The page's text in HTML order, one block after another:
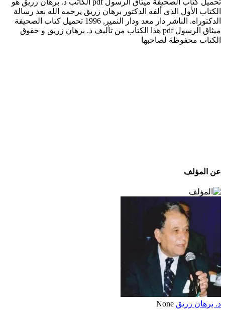
تحميل كتاب الصحيفة ميثاق الرسول pdf الكاتب د. برهان زريق هو
الكتاب الأول الذي ألفه الدكتور برهان زريق يرحمه الله بعد رسالة
الدكتوراه. الناشر دار معد ودار النمير, 1996 تحميل كتاب الصحيفة
ميثاق الرسول pdf هذا الكتاب من تأليف د. برهان زريق و حقوق
الكتاب محفوظة لصاحبها
عن المؤلف
د. برهان زريق None